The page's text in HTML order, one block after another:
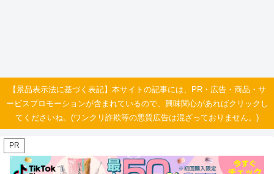
【景品表示法に基づく表記】本サイトの記事には、PR・広告・商品・サ
ービスプロモーションが含まれているので、興味関心があればクリックし
てくださいね。(ワンクリ詐欺等の悪質広告は混ざっておりません。)
PR